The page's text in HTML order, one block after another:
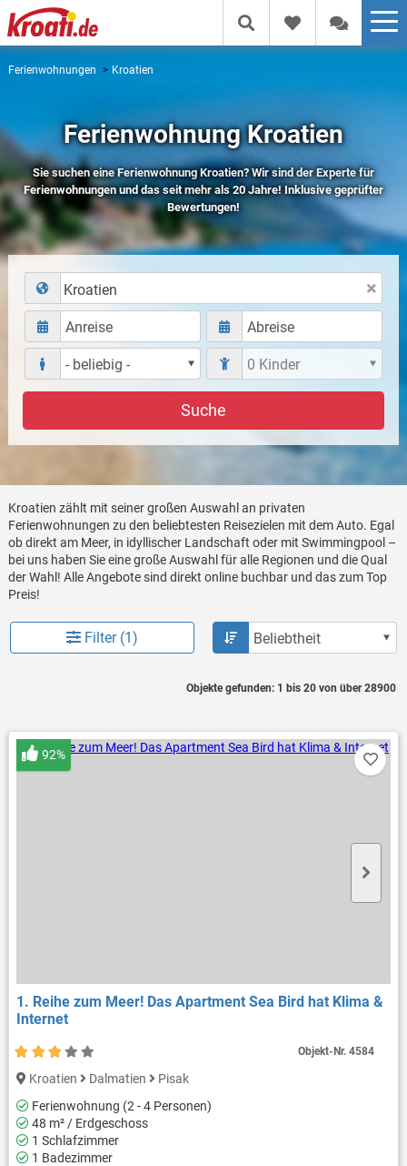
Ferienwohnungen Kroatien
Ferienwohnung Kroatien
Sie suchen eine Ferienwohnung Kroatien? Wir sind der Experte für
Ferienwohnungen und das seit mehr als 20 Jahre! Inklusive geprüfter
Bewertungen!
Kroatien
Suche
Kroatien zählt mit seiner großen Auswahl an privaten
Ferienwohnungen zu den beliebtesten Reisezielen mit dem Auto. Egal
ob direkt am Meer, in idyllischer Landschaft oder mit Swimmingpool –
bei uns haben Sie eine große Auswahl für alle Regionen und die Qual
der Wahl! Alle Angebote sind direkt online buchbar und das zum Top
Preis!
Filter (1)
Objekte gefunden: 1 bis 20 von über 28900
1. Reihe zum Meer! Das Apartment Sea Bird hat Klima &
Internet
92%
Kroatien Dalmatien
Pisak
Ferienwohnung (2 - 4 Personen)
48 m² / Erdgeschoss
1 Schlafzimmer
1 Badezimmer
Objekt-Nr.4584